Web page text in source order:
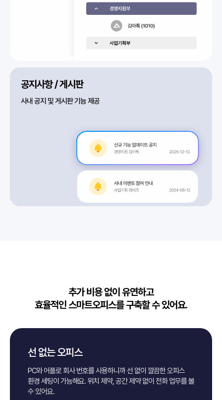
공지사항 / 게시판
사내 공지 및 게시판 기능 제공
추가 비용 없이 유연하고
효율적인 스마트오피스를 구축할 수 있어요.
선 없는 오피스
PC와 어플로 회사 번호를 사용하니까 선 없이 깔끔한 오피스
환경 세팅이 가능해요. 위치 제약, 공간 제약 없이 전화 업무를 볼
수 있어요.